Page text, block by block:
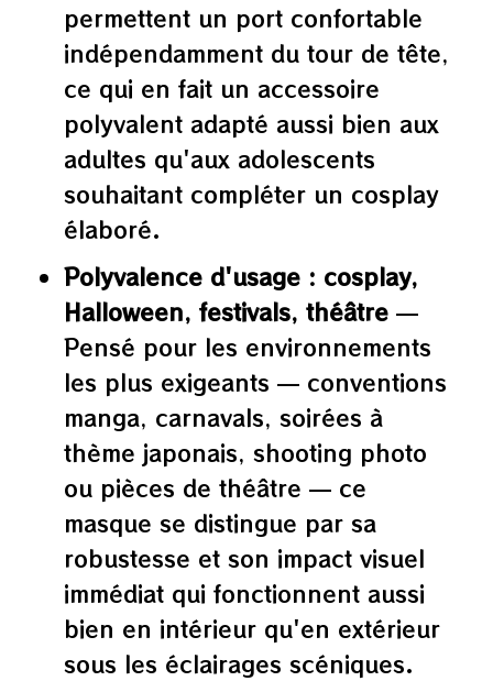
permettent un port confortable
indépendamment du tour de tête,
ce qui en fait un accessoire
polyvalent adapté aussi bien aux
adultes qu'aux adolescents
souhaitant compléter un cosplay
élaboré.
Polyvalence d'usage : cosplay,
Halloween, festivals, théâtre —
Pensé pour les environnements
les plus exigeants — conventions
manga, carnavals, soirées à
thème japonais, shooting photo
ou pièces de théâtre — ce
masque se distingue par sa
robustesse et son impact visuel
immédiat qui fonctionnent aussi
bien en intérieur qu'en extérieur
sous les éclairages scéniques.